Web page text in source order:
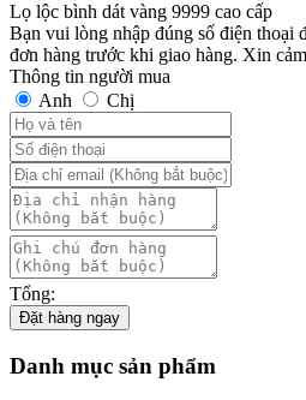
Lọ lộc bình dát vàng 9999 cao cấp
Bạn vui lòng nhập đúng số điện thoại
đơn hàng trước khi giao hàng. Xin
Thông tin người mua
Anh
Chị
Tổng:
Đặt hàng ngay
Danh mục sản phẩm